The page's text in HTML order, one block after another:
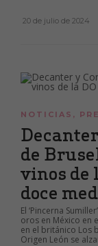
20 de julio de 2024
NOTICIAS ,
de
vinos de
doce
El ‘Pincerna
oros en México en
en el británico Los
Origen León se